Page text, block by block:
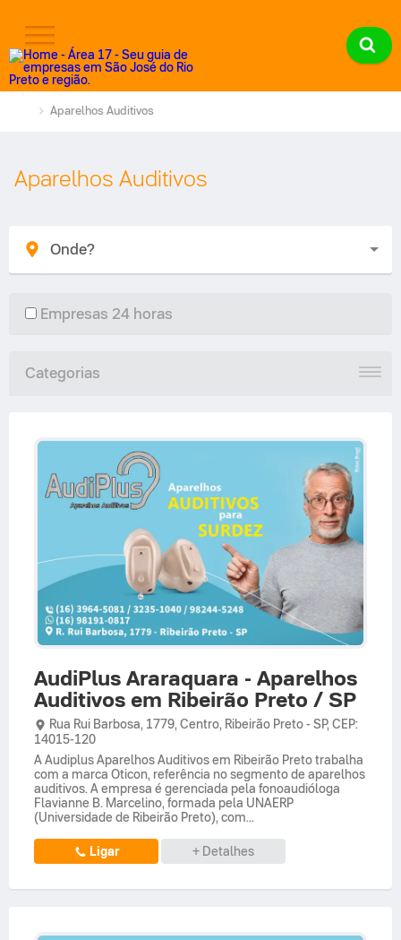
Aparelhos Auditivos
Aparelhos Auditivos
Empresas 24 horas
Categorias
AudiPlus Araraquara - Aparelhos
Auditivos em Ribeirão Preto / SP
Rua Rui Barbosa, 1779, Centro, Ribeirão Preto- SP, CEP:
14015-120
A Audiplus Aparelhos Auditivos em Ribeirão Preto trabalha
com a marca Oticon, referência no segmento de aparelhos
auditivos. A empresa é gerenciada pela fonoaudióloga
Flavianne B. Marcelino, formada pela UNAERP
(Universidade de Ribeirão Preto), com...
Ligar + Detalhes